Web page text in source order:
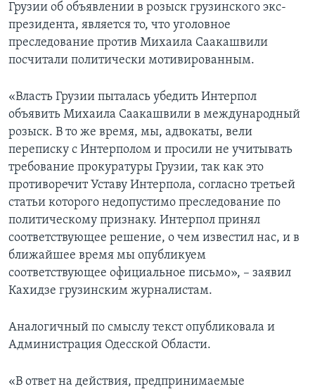
Грузии об объявлении в розыск грузинского экс-
президента, является то, что уголовное
преследование против Михаила Саакашвили
посчитали политически мотивированным.
«Власть Грузии пыталась убедить Интерпол
объявить Михаила Саакашвили в международный
розыск. В то же время, мы, адвокаты, вели
переписку с Интерполом и просили не учитывать
требование прокуратуры Грузии, так как это
противоречит Уставу Интерпола, согласно третьей
статьи которого недопустимо преследование по
политическому признаку. Интерпол принял
соответствующее решение, о чем известил нас, и в
ближайшее время мы опубликуем
соответствующее официальное письмо», – заявил
Кахидзе грузинским журналистам.
Аналогичный по смыслу текст опубликовала и
Администрация Одесской Области.
«В ответ на действия, предпринимаемые